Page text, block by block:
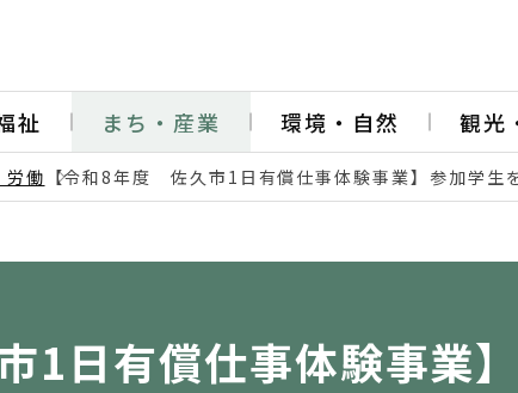
祉 まち・産業 環境・自然 観光
労働 【令和8年度 佐久市1日有償仕事体験事業】参加学生
1日有償仕事体験事業